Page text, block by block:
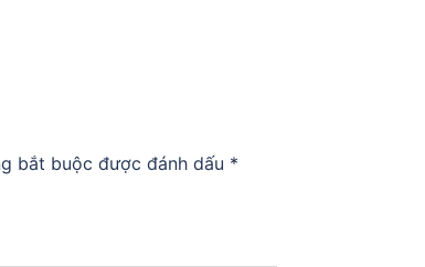
bắt buộc được đánh dấu *